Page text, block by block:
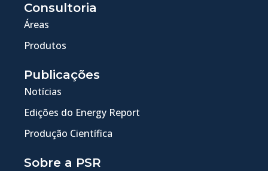
Consultoria
Áreas
Produtos
Publicações
Notícias
Edições do Energy Report
Produção Científica
Sobre a PSR